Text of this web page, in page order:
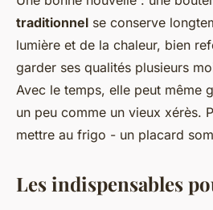
traditionnel se conserve
lumière et de la chaleur, bien
garder ses qualités plusieurs
Avec le temps, elle peut même
un peu comme un vieux xérès.
mettre au frigo - un placard
Les indispensables